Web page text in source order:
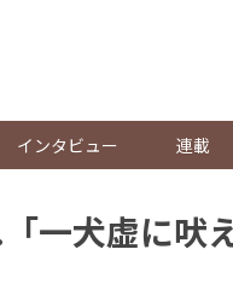
インタビュー 連載
一犬虚に吠